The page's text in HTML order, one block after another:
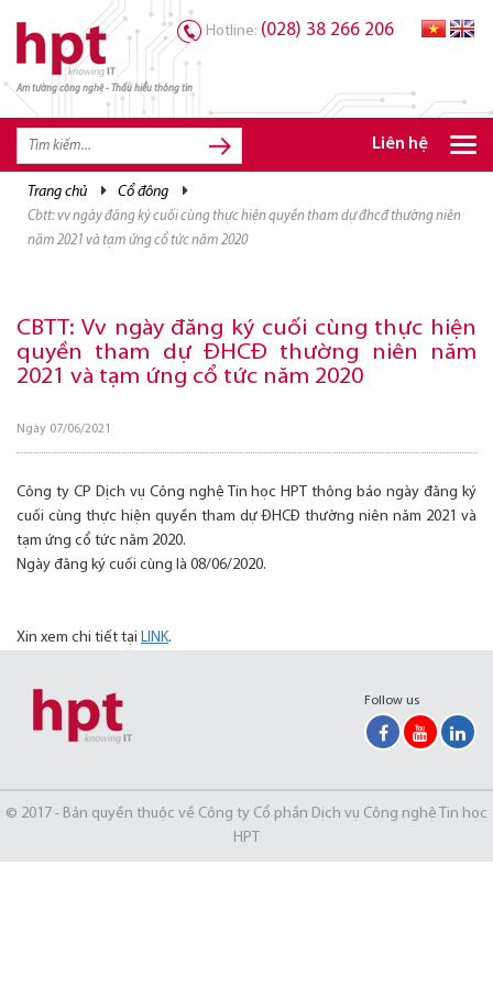
Am tường công nghệ - Thấu hiểu thông tin
Hotline: (028) 38 266 206
Liên hệ
trang chủ cổ đông
cbtt: vv ngày đăng ký cuối cùng thực hiện quyền tham dự đhcđ thường niên
năm 2021 và tạm ứng cổ tức năm 2020
CBTT: Vv ngày đăng ký cuối cùng thực hiện
quyền tham dự ĐHCĐ thường niên năm
2021 và tạm ứng cổ tức năm 2020
Ngày 07/06/2021
Công ty CP Dịch vụ Công nghệ Tin học HPT thông báo ngày đăng ký
cuối cùng thực hiện quyền tham dự ĐHCĐ thường niên năm 2021 và
tạm ứng cổ tức năm 2020.
Ngày đăng ký cuối cùng là 08/06/2020.
Xin xem chi tiết tại LINK.
Follow us
© 2017 - Bản quyền thuộc về Công ty Cổ phần Dịch vụ Công nghệ Tin học
HPT
TRANG CHỦ
TRANG CHỦ
SẢN PHẨM HPT
GIẢI PHÁP
CƠ HỘI NGHỀ NGHIỆP